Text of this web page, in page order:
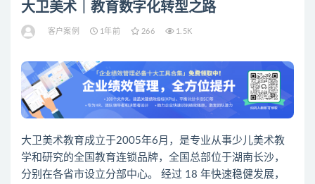
大卫美术｜教育数字化转型之路
客户案例 1年前 266 1.5K
大卫美术教育 成立于2005年6月，是专业从事少儿美术教
学和研究的全国教育连锁品牌，全国总部位于湖南长沙，
分别在各省市设立分部中心。 经过 18 年快速稳健发展，